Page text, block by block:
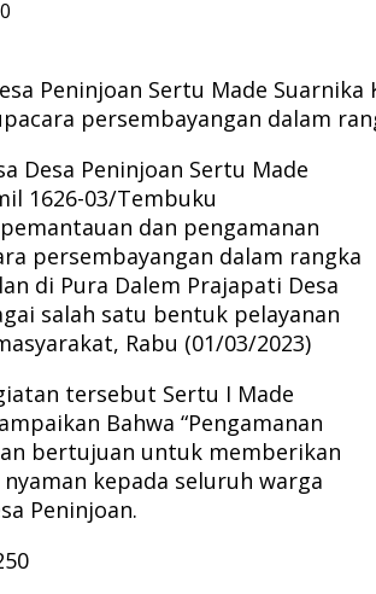
Peninjoan Sertu Made
persembayangan dalam
Desa Peninjoan Sertu Made
1626-03/Tembuku
dan pengamanan
persembayangan dalam rangka
di Pura Dalem Prajapati Desa
salah satu bentuk pelayanan
Rabu (01/03/2023)
tersebut Sertu I Made
Bahwa “Pengamanan
bertujuan untuk memberikan
kepada seluruh warga
Peninjoan.